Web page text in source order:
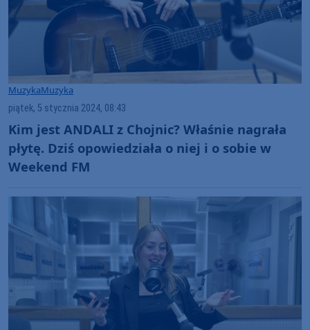
MuzykaMuzyka
piątek, 5 stycznia 2024, 08:43
Kim jest ANDALI z Chojnic? Właśnie nagrała
płytę. Dziś opowiedziała o niej i o sobie w
Weekend FM